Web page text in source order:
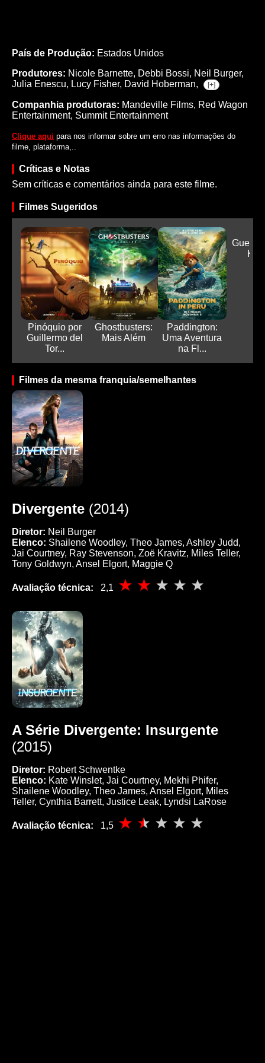
País de Produção: Estados Unidos
Produtores: Nicole Barnette, Debbi Bossi, Neil Burger,
Julia Enescu, Lucy Fisher, David Hoberman, [+]
Companhia produtoras: Mandeville Films, Red Wagon
Entertainment, Summit Entertainment
Clique aqui para nos informar sobre um erro nas informações do
filme, plataforma,..
Críticas e Notas
Sem críticas e comentários ainda para este filme.
Filmes Sugeridos
Pinóquio por
Guillermo del
Tor...
Ghostbusters:
Mais Além
Paddington:
Uma Aventura
na Fl...
K-
Filmes da mesma franquia/semelhantes
Divergente (2014)
Diretor: Neil Burger
Elenco: Shailene Woodley, Theo James, Ashley Judd,
Jai Courtney, Ray Stevenson, Zoë Kravitz, Miles Teller,
Tony Goldwyn, Ansel Elgort, Maggie Q
Avaliação técnica: 2,1
A Série Divergente: Insurgente
(2015)
Diretor: Robert Schwentke
Elenco: Kate Winslet, Jai Courtney, Mekhi Phifer,
Shailene Woodley, Theo James, Ansel Elgort, Miles
Teller, Cynthia Barrett, Justice Leak, Lyndsi LaRose
Avaliação técnica: 1,5